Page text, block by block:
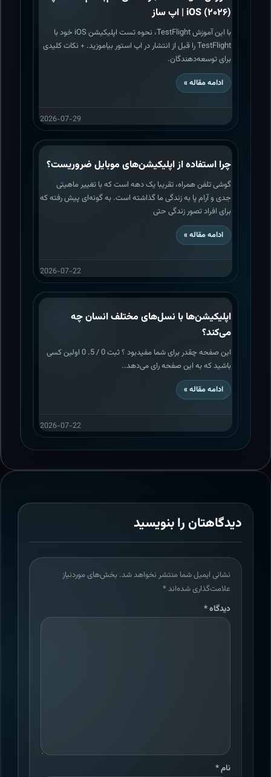
iOS (۲۰۲۶) | اپ ساز
با این آموزش TestFlight، نحوه تست اپلیکیشن iOS خود با
TestFlight را قبل از انتشار در اپ استور بیاموزید. + نکات کلیدی
برای توسعه‌دهندگان.
ادامه مقاله »
2026-07-29
چرا استفاده از اپلیکیشن‌های موبایل ضروریست؟
گوشی تلفن همراه، تقریبا یک دهه است که با تغییر ماهیتی
جدی و آرام پا به زندگی ما گذاشته است. به گونه‌ای پیش رفته که
برای افراد تصور زندگی حتی
ادامه مقاله »
2026-07-22
اپلیکیشن‌ها با نسل‌های مختلف انسان چه
می‌کند؟
این صفحه چقدر برای شما مفیدبود ؟ ثبت 0 / 5. 0 اولین کسی
باشید که به این صفحه رای می‌دهد..
ادامه مقاله »
2026-07-22
دیدگاهتان را بنویسید
نشانی ایمیل شما منتشر نخواهد شد. بخش‌های موردنیاز
علامت‌گذاری شده‌اند *
دیدگاه*
نام*